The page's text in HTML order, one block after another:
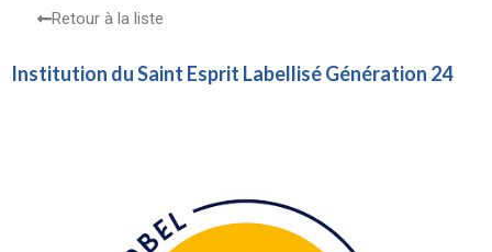
Retour à la liste
Institution du Saint Esprit Labellisé Génération 24